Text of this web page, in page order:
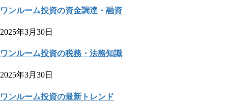
ワンルーム投資の資金調達・融資
2025年3月30日
ワンルーム投資の税務・法務知識
2025年3月30日
ワンルーム投資の最新トレンド